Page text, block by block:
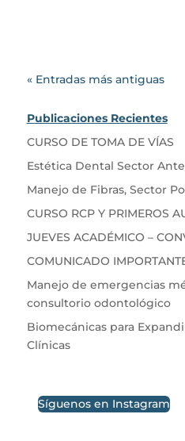
« Entradas más antiguas
Publicaciones Recientes
CURSO DE TOMA DE VÍAS
Estética Dental Sector
Manejo de Fibras, Sector
CURSO RCP Y PRIMEROS
JUEVES ACADÉMICO –
COMUNICADO
Manejo de emergencias
consultorio odontológico
Biomecánicas para
Clínicas
Síguenos en Instagram